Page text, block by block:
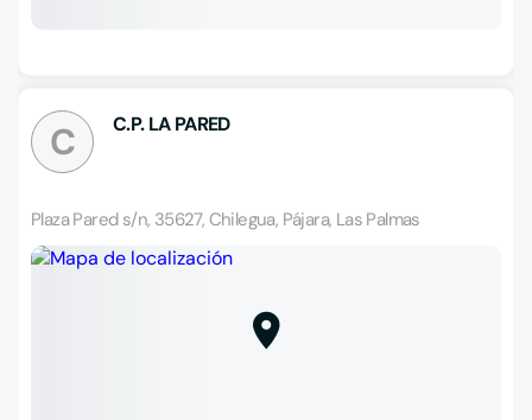
C C.P. LA PARED
Plaza Pared s/n, 35627, Chilegua, Pájara, Las Palmas